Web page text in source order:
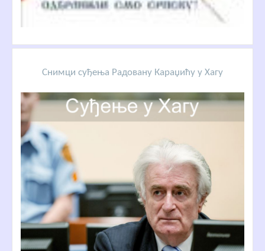
Снимци суђења Радовану Караџићу у Хагу